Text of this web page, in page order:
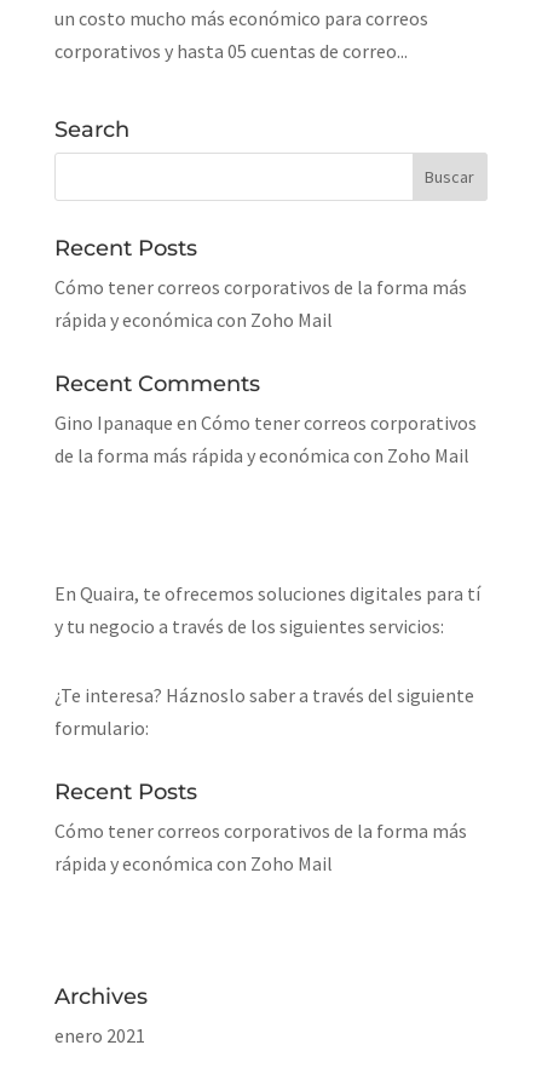
un costo mucho más económico para correos
corporativos y hasta 05 cuentas de correo...
Search
Recent Posts
Cómo tener correos corporativos de la forma más
rápida y económica con Zoho Mail
Recent Comments
Gino Ipanaque en Cómo tener correos corporativos
de la forma más rápida y económica con Zoho Mail
En Quaira, te ofrecemos soluciones digitales para tí
y tu negocio a través de los siguientes servicios:
¿Te interesa? Háznoslo saber a través del siguiente
formulario:
Recent Posts
Cómo tener correos corporativos de la forma más
rápida y económica con Zoho Mail
Archives
enero 2021